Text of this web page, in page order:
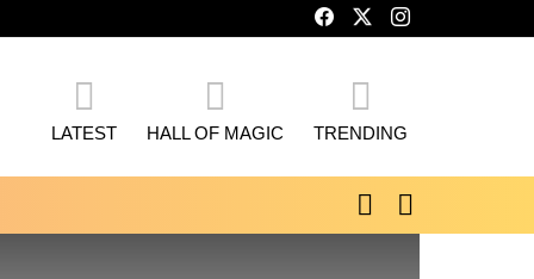
facebooktwitter
LATEST HALL OF MAGIC TRENDING
SWITCH
SKIN